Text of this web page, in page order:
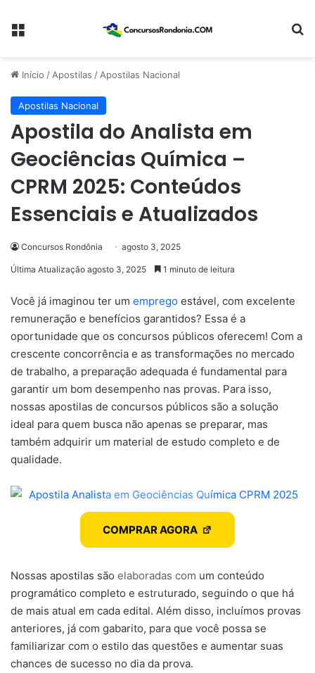
Menu
Início /Apostilas /Apostilas Nacional
Apostilas Nacional
Apostila do Analista em
Geociências Química –
CPRM 2025: Conteúdos
Essenciais e Atualizados
Concursos Rondônia agosto 3, 2025
Última Atualização agosto 3, 2025 1 minuto de leitura
Você já imaginou ter um emprego estável, com excelente
remuneração e benefícios garantidos? Essa é a
oportunidade que os concursos públicos oferecem! Com a
crescente concorrência e as transformações no mercado
de trabalho, a preparação adequada é fundamental para
garantir um bom desempenho nas provas. Para isso,
nossas apostilas de concursos públicos são a solução
ideal para quem busca não apenas se preparar, mas
também adquirir um material de estudo completo e de
qualidade.
COMPRAR AGORA
Nossas apostilas são elaboradas com um conteúdo
programático completo e estruturado, seguindo o que há
de mais atual em cada edital. Além disso, incluímos provas
anteriores, já com gabarito, para que você possa se
familiarizar com o estilo das questões e aumentar suas
chances de sucesso no dia da prova.